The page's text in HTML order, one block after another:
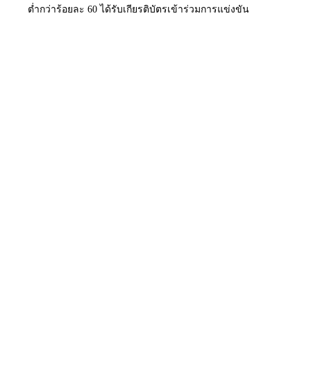
ต่ำกว่าร้อยละ 60 ได้รับเกียรติบัตรเข้าร่วมการแข่งขัน